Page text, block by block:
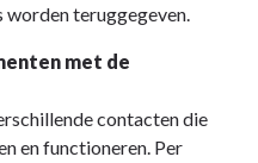
worden teruggegeven.
met de
contacten die
en functioneren. Per